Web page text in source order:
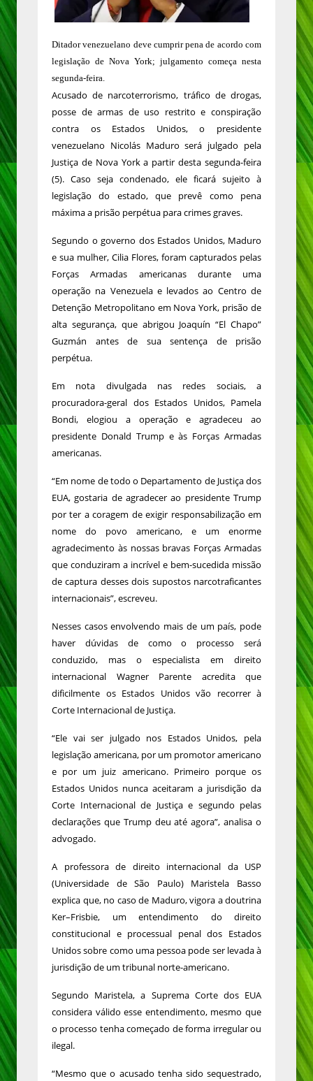
Ditador venezuelano deve cumprir pena de acordo com
legislação de Nova York; julgamento começa nesta
segunda-feira.
Acusado de narcoterrorismo, tráfico de drogas,
posse de armas de uso restrito e conspiração
contra os Estados Unidos, o presidente
venezuelano Nicolás Maduro será julgado pela
Justiça de Nova York a partir desta segunda-feira
(5). Caso seja condenado, ele ficará sujeito à
legislação do estado, que prevê como pena
máxima a prisão perpétua para crimes graves.
Segundo o governo dos Estados Unidos, Maduro
e sua mulher, Cilia Flores, foram capturados pelas
Forças Armadas americanas durante uma
operação na Venezuela e levados ao Centro de
Detenção Metropolitano em Nova York, prisão de
alta segurança, que abrigou Joaquín “El Chapo”
Guzmán antes de sua sentença de prisão
perpétua.
Em nota divulgada nas redes sociais, a
procuradora-geral dos Estados Unidos, Pamela
Bondi, elogiou a operação e agradeceu ao
presidente Donald Trump e às Forças Armadas
americanas.
“Em nome de todo o Departamento de Justiça dos
EUA, gostaria de agradecer ao presidente Trump
por ter a coragem de exigir responsabilização em
nome do povo americano, e um enorme
agradecimento às nossas bravas Forças Armadas
que conduziram a incrível e bem-sucedida missão
de captura desses dois supostos narcotraficantes
internacionais”, escreveu.
Nesses casos envolvendo mais de um país, pode
haver dúvidas de como o processo será
conduzido, mas o especialista em direito
internacional Wagner Parente acredita que
dificilmente os Estados Unidos vão recorrer à
Corte Internacional de Justiça.
“Ele vai ser julgado nos Estados Unidos, pela
legislação americana, por um promotor americano
e por um juiz americano. Primeiro porque os
Estados Unidos nunca aceitaram a jurisdição da
Corte Internacional de Justiça e segundo pelas
declarações que Trump deu até agora”, analisa o
advogado.
A professora de direito internacional da USP
(Universidade de São Paulo) Maristela Basso
explica que, no caso de Maduro, vigora a doutrina
Ker–Frisbie, um entendimento do direito
constitucional e processual penal dos Estados
Unidos sobre como uma pessoa pode ser levada à
jurisdição de um tribunal norte-americano.
Segundo Maristela, a Suprema Corte dos EUA
considera válido esse entendimento, mesmo que
o processo tenha começado de forma irregular ou
ilegal.
“Mesmo que o acusado tenha sido sequestrado,